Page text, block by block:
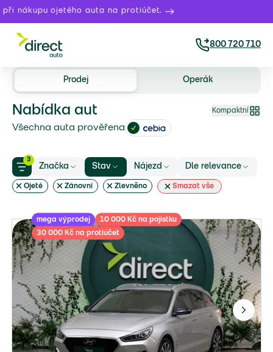
ojetého auta na protiúčet.
800 720 710
Prodej Operák
Nabídka aut Kompaktní
Všechna auta prověřena
3
Značka Stav Nájezd Dle relevance
Ojeté Zánovní Zlevněno Smazat vše
mega výprodej
10 000 Kč na pojistku
30 000 Kč na protiúčet